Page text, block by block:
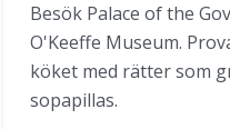
Besök Palace of the
O'Keeffe Museum.
köket med rätter som
sopapillas.